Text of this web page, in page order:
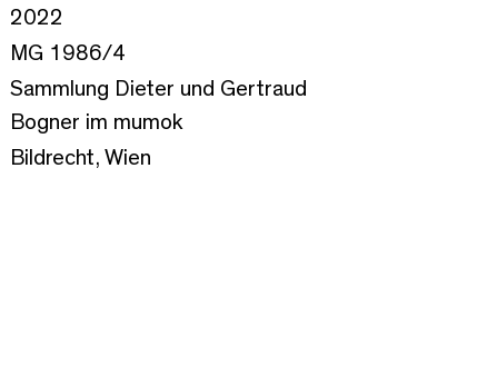
2022
MG 1986/4
Sammlung Dieter und Gertraud
Bogner im mumok
Bildrecht, Wien